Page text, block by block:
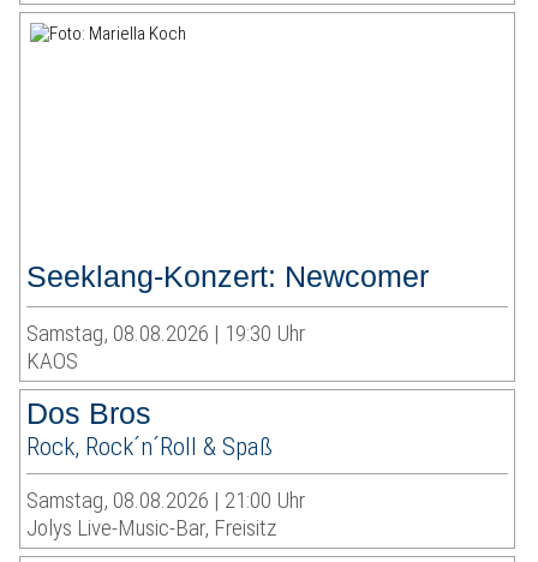
Seeklang-Konzert: Newcomer
Samstag, 08.08.2026 | 19:30 Uhr
KAOS
Dos Bros
Rock, Rock´n´Roll & Spaß
Samstag, 08.08.2026 | 21:00 Uhr
Jolys Live-Music-Bar, Freisitz